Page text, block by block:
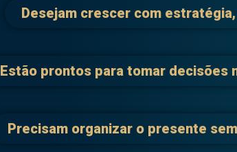
Desejam crescer com
Estão prontos para tomar decisões
Precisam organizar o presente